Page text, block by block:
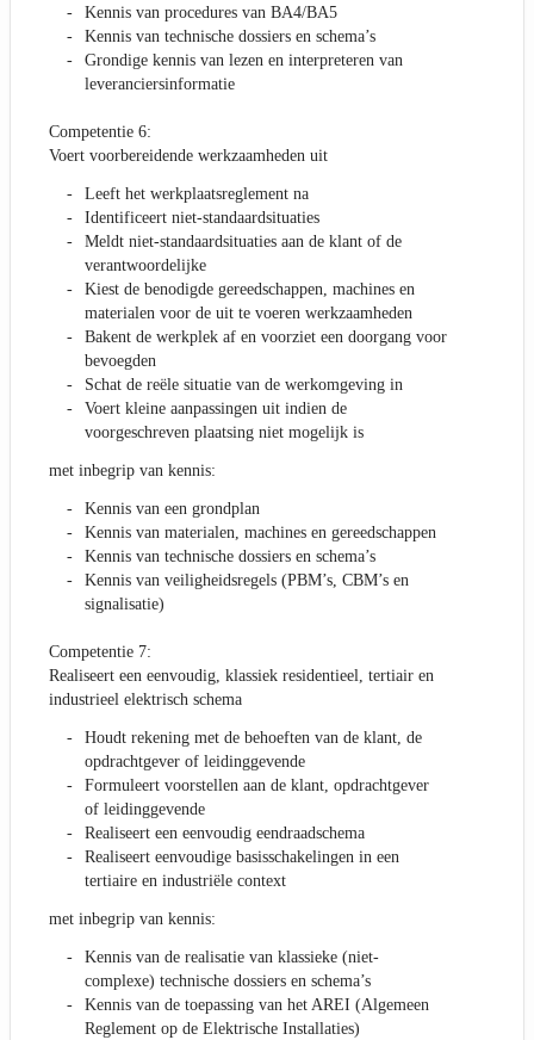
Kennis van procedures van BA4/BA5
Kennis van technische dossiers en schema’s
Grondige kennis van lezen en interpreteren van
leveranciersinformatie
Competentie 6:
Voert voorbereidende werkzaamheden uit
Leeft het werkplaatsreglement na
Identificeert niet-standaardsituaties
Meldt niet-standaardsituaties aan de klant of de
verantwoordelijke
Kiest de benodigde gereedschappen, machines en
materialen voor de uit te voeren werkzaamheden
Bakent de werkplek af en voorziet een doorgang voor
bevoegden
Schat de reële situatie van de werkomgeving in
Voert kleine aanpassingen uit indien de
voorgeschreven plaatsing niet mogelijk is
met inbegrip van kennis:
Kennis van een grondplan
Kennis van materialen, machines en gereedschappen
Kennis van technische dossiers en schema’s
Kennis van veiligheidsregels (PBM’s, CBM’s en
signalisatie)
Competentie 7:
Realiseert een eenvoudig, klassiek residentieel, tertiair en
industrieel elektrisch schema
Houdt rekening met de behoeften van de klant, de
opdrachtgever of leidinggevende
Formuleert voorstellen aan de klant, opdrachtgever
of leidinggevende
Realiseert een eenvoudig eendraadschema
Realiseert eenvoudige basisschakelingen in een
tertiaire en industriële context
met inbegrip van kennis:
Kennis van de realisatie van klassieke (niet-
complexe) technische dossiers en schema’s
Kennis van de toepassing van het AREI (Algemeen
Reglement op de Elektrische Installaties)